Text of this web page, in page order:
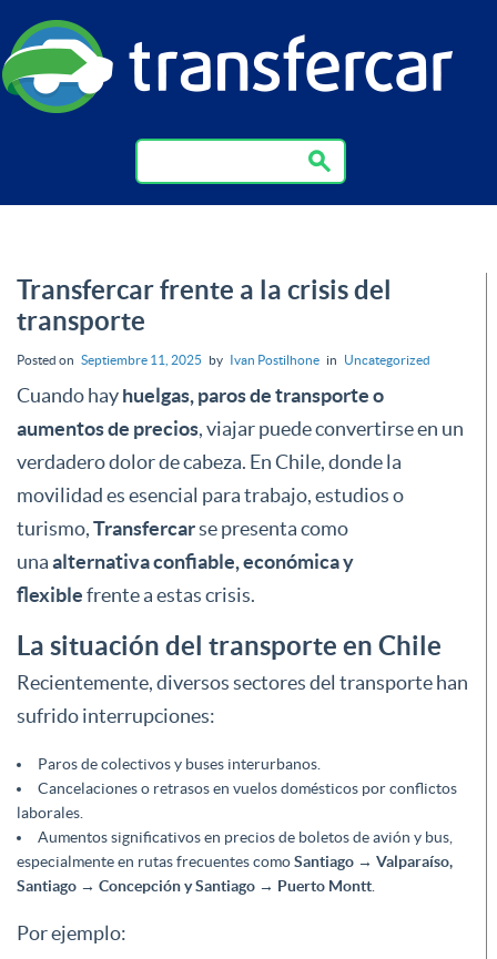
Transfercar frente a la crisis del
transporte
Posted on Septiembre 11, 2025 by Ivan Postilhone in Uncategorized
Cuando hayhuelgas, paros de transporte o
aumentos de precios, viajar puede convertirse en un
verdadero dolor de cabeza. En Chile, donde la
movilidad es esencial para trabajo, estudios o
turismo,Transfercarse presenta como
unaalternativa confiable, económica y
flexiblefrente a estas crisis.
La situación del transporte en Chile
Recientemente, diversos sectores del transporte han
sufrido interrupciones:
Paros de colectivos y buses interurbanos.
Cancelaciones o retrasos en vuelos domésticos por conflictos
laborales.
Aumentos significativos en precios de boletos de avión y bus,
especialmente en rutas frecuentes comoSantiago → Valparaíso,
Santiago → Concepción y Santiago → Puerto Montt.
Por ejemplo: